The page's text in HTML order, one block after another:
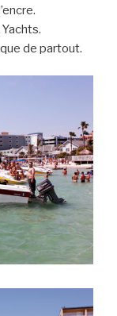
de partout.